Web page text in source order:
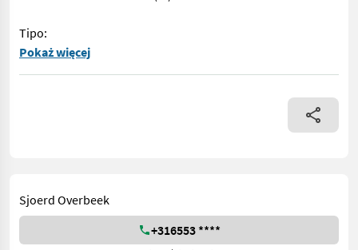
Tipo:
== Více podrobnosti (CZ) == Typ: Stožár Díl vhodný pro:
Pokaż więcej
Sjoerd Overbeek
+316553 ****